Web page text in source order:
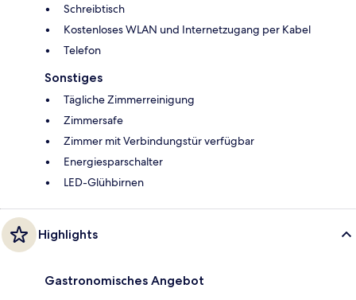
Schreibtisch
Kostenloses WLAN und Internetzugang per Kabel
Telefon
Sonstiges
Tägliche Zimmerreinigung
Zimmersafe
Zimmer mit Verbindungstür verfügbar
Energiesparschalter
LED-Glühbirnen
Highlights
Gastronomisches Angebot